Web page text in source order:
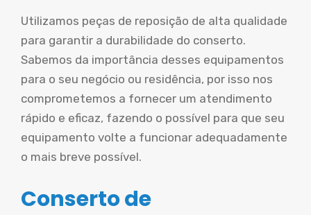
Utilizamos peças de reposição de alta qualidade
para garantir a durabilidade do conserto.
Sabemos da importância desses equipamentos
para o seu negócio ou residência, por isso nos
comprometemos a fornecer um atendimento
rápido e eficaz, fazendo o possível para que seu
equipamento volte a funcionar adequadamente
o mais breve possível.
Conserto de